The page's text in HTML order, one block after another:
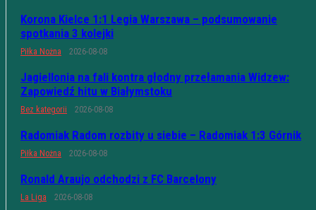
Korona Kielce 1:1 Legia Warszawa – podsumowanie
spotkania 3 kolejki
Piłka Nożna 2026-08-08
Jagiellonia na fali kontra głodny przełamania Widzew:
Zapowiedź hitu w Białymstoku
Bez kategorii 2026-08-08
Radomiak Radom rozbity u siebie – Radomiak 1:3 Górnik
Piłka Nożna 2026-08-08
Ronald Araujo odchodzi z FC Barcelony
La Liga 2026-08-08